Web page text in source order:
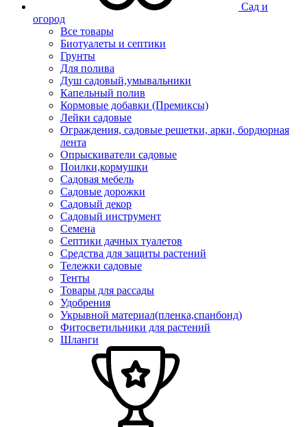
Сад и
огород
Все товары
Биотуалеты и септики
Грунты
Для полива
Душ садовый,умывальники
Капельный полив
Кормовые добавки (Премиксы)
Лейки садовые
Ограждения, садовые решетки, арки, бордюрная
лента
Опрыскиватели садовые
Поилки,кормушки
Садовая мебель
Садовые дорожки
Садовый декор
Садовый инструмент
Семена
Септики дачных туалетов
Средства для защиты растений
Тележки садовые
Тенты
Товары для рассады
Удобрения
Укрывной материал(пленка,спанбонд)
Фитосветильники для растений
Шланги